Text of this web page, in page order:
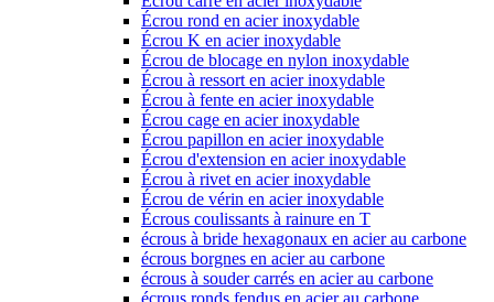
Écrou rond en acier inoxydable
Écrou K en acier inoxydable
Écrou de blocage en nylon inoxydable
Écrou à ressort en acier inoxydable
Écrou à fente en acier inoxydable
Écrou cage en acier inoxydable
Écrou papillon en acier inoxydable
Écrou d'extension en acier inoxydable
Écrou à rivet en acier inoxydable
Écrou de vérin en acier inoxydable
Écrous coulissants à rainure en T
écrous à bride hexagonaux en acier au carbone
écrous borgnes en acier au carbone
écrous à souder carrés en acier au carbone
écrous ronds fendus en acier au carbone